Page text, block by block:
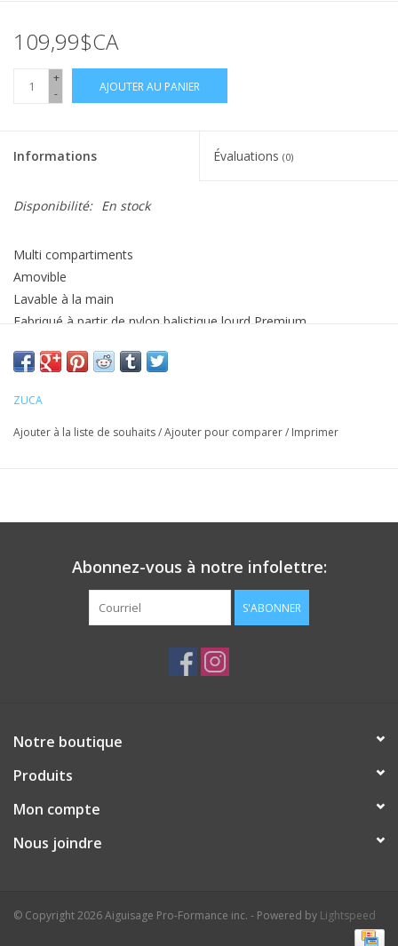
109,99$CA
+
-
AJOUTER AU PANIER
Informations Évaluations (0)
Disponibilité: En stock
Multi compartiments
Amovible
Lavable à la main
Fabriqué à partir de nylon balistique lourd Premium
Sac seulement, il faut un support (frame) pour y mettre le sac
ZUCA
Ajouter à la liste de souhaits/Ajouter pour comparer/ Imprimer
Abonnez-vous à notre infolettre:
S'ABONNER
Notre boutique
Produits
Mon compte
Nous joindre
© Copyright 2026 Aiguisage Pro-Formance inc. - Powered by Lightspeed